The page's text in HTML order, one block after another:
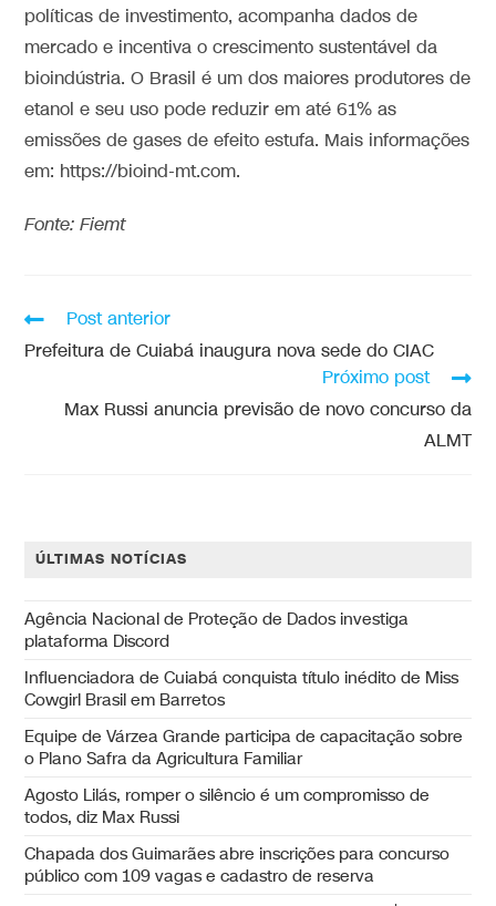
políticas de investimento, acompanha dados de
mercado e incentiva o crescimento sustentável da
bioindústria. O Brasil é um dos maiores produtores de
etanol e seu uso pode reduzir em até 61% as
emissões de gases de efeito estufa. Mais informações
em: https://bioind-mt.com.
Fonte: Fiemt
Post anterior
Prefeitura de Cuiabá inaugura nova sede do CIAC
Próximo post
Max Russi anuncia previsão de novo concurso da
ALMT
ÚLTIMAS NOTÍCIAS
Agência Nacional de Proteção de Dados investiga
plataforma Discord
Influenciadora de Cuiabá conquista título inédito de Miss
Cowgirl Brasil em Barretos
Equipe de Várzea Grande participa de capacitação sobre
o Plano Safra da Agricultura Familiar
Agosto Lilás, romper o silêncio é um compromisso de
todos, diz Max Russi
Chapada dos Guimarães abre inscrições para concurso
público com 109 vagas e cadastro de reserva